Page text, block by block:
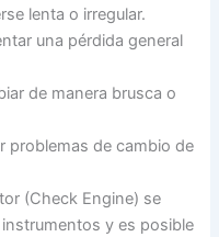
lenta o irregular.
una pérdida general
de manera brusca o
problemas de cambio de
(Check Engine) se
y es posible